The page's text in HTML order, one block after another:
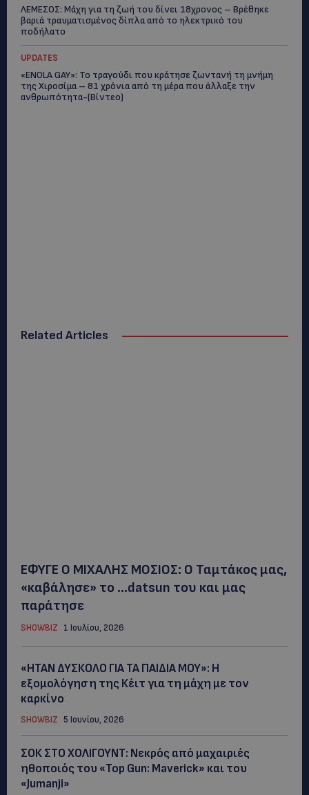
ΛΕΜΕΣΟΣ: Μάχη για τη ζωή του δίνει 18χρονος – Βρέθηκε
βαριά τραυματισμένος δίπλα από το ηλεκτρικό του
ποδήλατο
UPDATES
«ENOLA GAY»: Το τραγούδι που κράτησε ζωντανή τη μνήμη
της Χιροσίμα – 81 χρόνια από τη μέρα που άλλαξε την
ανθρωπότητα-(Bίντεο)
Related Articles
ΕΦΥΓΕ Ο ΜΙΧΑΛΗΣ ΜΟΣΙΟΣ: Ο Ταμτάκος μας,
«καβάλησε» το …datsun του και μας
παράτησε
SHOWBIZ 1 Ιουλίου, 2026
«ΗΤΑΝ ΔΥΣΚΟΛΟ ΓΙΑ ΤΑ ΠΑΙΔΙΑ ΜΟΥ»: Η
εξομολόγηση της Κέιτ για τη μάχη με τον
καρκίνο
SHOWBIZ 5 Ιουνίου, 2026
ΣΟΚ ΣΤΟ ΧΟΛΙΓΟΥΝΤ: Νεκρός από μαχαιριές
ηθοποιός του «Top Gun: Maverick» και του
«Jumanji»